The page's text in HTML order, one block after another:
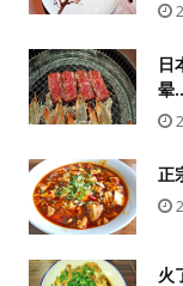
日
晕
正
火